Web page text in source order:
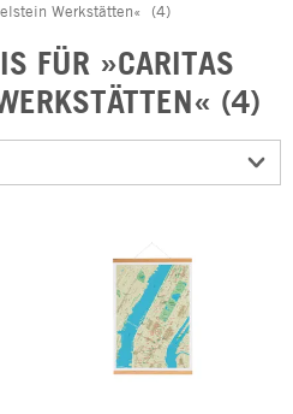
Werkstätten«
(4)
FÜR »CARITAS
(4)